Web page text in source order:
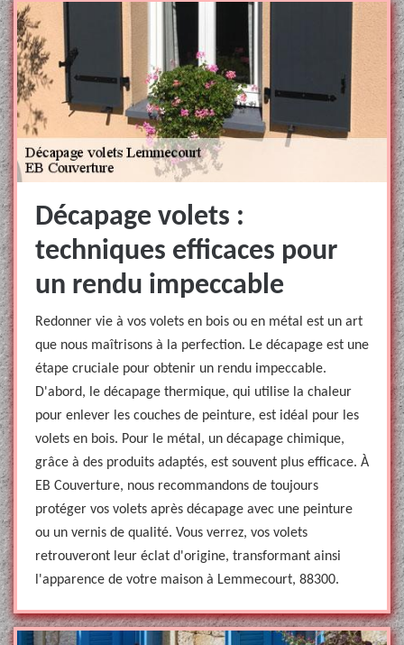
Décapage volets :
techniques efficaces pour
un rendu impeccable
Redonner vie à vos volets en bois ou en métal est un art
que nous maîtrisons à la perfection. Le décapage est une
étape cruciale pour obtenir un rendu impeccable.
D'abord, le décapage thermique, qui utilise la chaleur
pour enlever les couches de peinture, est idéal pour les
volets en bois. Pour le métal, un décapage chimique,
grâce à des produits adaptés, est souvent plus efficace. À
EB Couverture, nous recommandons de toujours
protéger vos volets après décapage avec une peinture
ou un vernis de qualité. Vous verrez, vos volets
retrouveront leur éclat d'origine, transformant ainsi
l'apparence de votre maison à Lemmecourt, 88300.